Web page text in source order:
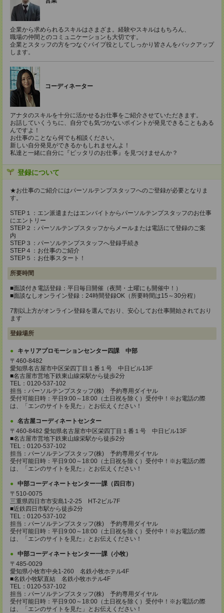
企業から求められるスキルはさまざま。経験やスキルはもちろん、
職場の仲間とのコミュニケーションも大切です。
企業とスタッフの方をつなぐパイプ役としてしっかり皆さんをバックアップ
します。
コーディネーター
アナタのスキルを十分に活かせるお仕事をご紹介させていただきます。
お話していくうちに、自分でも気づかないポイントが発見できることもある
んですよ！
お仕事のことなら何でも相談ください。
新しい自分発見ができるかもしれませんよ！
私達と一緒に自分に『ピッタリのお仕事』を見つけませんか？
登録について
★お仕事のご紹介にはパーソルテンプスタッフへのご登録が必要となりま
す。
STEP１：エン派遣またはエンバイトからパーソルテンプスタッフのお仕事
にエントリー
STEP２：パーソルテンプスタッフからメールまたは電話にて登録のご案
内
STEP３：パーソルテンプスタッフへ登録手続き
STEP４：お仕事のご紹介
STEP５：お仕事スタート！
所要時間
■面談付き電話登録：平日毎日開催（夜間・土曜にも開催中！）
■面談なしオンライン登録：24時間登録OK（所要時間は15～30分程）
7割以上方がオンライン登録を選んでおり、安心してお仕事開始されており
ます
登録場所
キャリアプロモーションセンター四課 中部
〒460-8482
愛知県名古屋市中区栄四丁目１番１号 中日ビル13F
■名古屋市営地下鉄東山線栄駅から徒歩2分
TEL：0120-537-102
担当：パーソルテンプスタッフ(株) 予約専用ダイヤル
受付可能日時：平日9:00～18:00（土日祝を除く）受付中！※お電話の際
は、「エンのサイトを見た」とお伝えください！
名古屋コーディネートセンター
〒460-8482 愛知県名古屋市中区栄四丁目１番１号 中日ビル13F
■名古屋市営地下鉄東山線栄駅から徒歩2分
TEL：0120-537-102
担当：パーソルテンプスタッフ(株) 予約専用ダイヤル
受付可能日時：平日9:00～18:00（土日祝を除く）受付中！※お電話の際
は、「エンのサイトを見た」とお伝えください！
中部コーディネートセンター一課（四日市）
〒510-0075
三重県四日市市安島1-2-25 HT-2ビル7F
■近鉄四日市駅から徒歩2分
TEL：0120-537-102
担当：パーソルテンプスタッフ(株) 予約専用ダイヤル
受付可能日時：平日9:00～18:00（土日祝を除く）受付中！※お電話の際
は、「エンのサイトを見た」とお伝えください！
中部コーディネートセンター一課（小牧）
〒485-0029
愛知県小牧市中央1-260 名鉄小牧ホテル4F
■名鉄小牧駅直結 名鉄小牧ホテル4F
TEL：0120-537-102
担当：パーソルテンプスタッフ(株) 予約専用ダイヤル
受付可能日時：平日9:00～18:00（土日祝を除く）受付中！※お電話の際
は、「エンのサイトを見た」とお伝えください！